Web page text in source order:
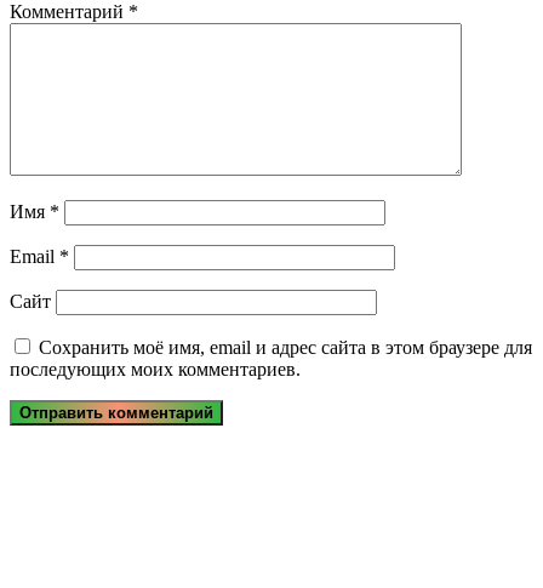
Комментарий *
Имя *
Email *
Сайт
Сохранить моё имя, email и адрес сайта в этом браузере для
последующих моих комментариев.